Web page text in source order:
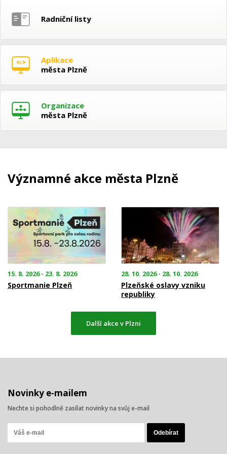
Radniční listy
Aplikace
města Plzně
Organizace
města Plzně
Významné akce města Plzně
15. 8. 2026 - 23. 8. 2026
Sportmanie Plzeň
28. 10. 2026 - 28. 10. 2026
Plzeňské oslavy vzniku
republiky
Další akce v Plzni
Novinky e-mailem
Nechte si pohodlně zasílat novinky na svůj e-mail